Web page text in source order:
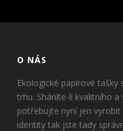
O NÁS
Ekologické papírové
trhu. Sháníte-li kvalitního
potřebujte nyní jen
identity tak jste tady